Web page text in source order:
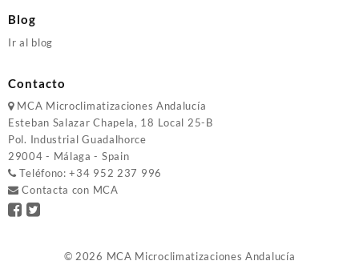
Blog
Ir al blog
Contacto
MCA Microclimatizaciones Andalucía
Esteban Salazar Chapela, 18 Local 25-B
Pol. Industrial Guadalhorce
29004 - Málaga - Spain
Teléfono:+34 952 237 996
Contacta con MCA
© 2026 MCA Microclimatizaciones Andalucía